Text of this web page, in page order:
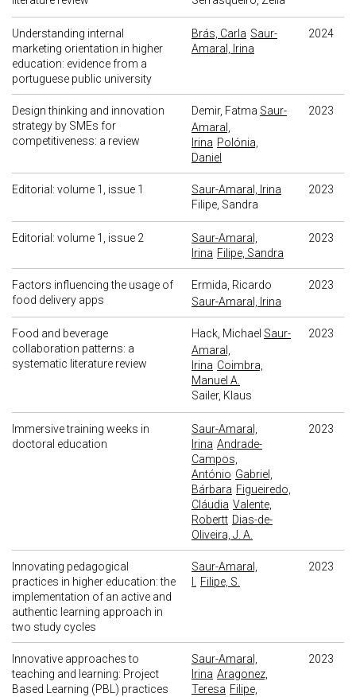
Understanding internal
marketing orientation in higher
education: evidence from a
portuguese public university
Brás, Carla Saur-
Amaral, Irina
2024
Design thinking and innovation
strategy by SMEs for
competitiveness: a review
Demir, Fatma Saur-
Amaral,
Irina Polónia,
Daniel
2023
Editorial: volume 1, issue 1
Saur-Amaral, Irina
Filipe, Sandra
2023
Editorial: volume 1, issue 2
Saur-Amaral,
Irina Filipe, Sandra
2023
Factors influencing the usage of
food delivery apps
Ermida, Ricardo
Saur-Amaral, Irina
2023
Food and beverage
collaboration patterns: a
systematic literature review
Hack, Michael Saur-
Amaral,
Irina Coimbra,
Manuel A.
Sailer, Klaus
2023
Immersive training weeks in
doctoral education
Saur-Amaral,
Irina Andrade-
Campos,
António Gabriel,
Bárbara Figueiredo,
Cláudia Valente,
Robertt Dias-de-
Oliveira, J. A.
2023
Innovating pedagogical
practices in higher education: the
implementation of an active and
authentic learning approach in
two study cycles
Saur-Amaral,
Filipe, S.
2023
Innovative approaches to
teaching and learning: Project
Based Learning (PBL) practices
Saur-Amaral,
Irina Aragonez,
Teresa Filipe,
2023